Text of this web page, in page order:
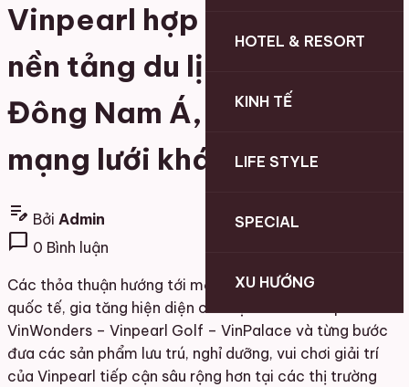
HOTEL & RESORT
KINH TẾ
LIFE STYLE
SPECIAL
XU HƯỚNG
Vinpearl hợp tác với các
nền tảng du lịch hàng đầu
Đông Nam Á, mở rộng
mạng lưới khách quốc tế.
edit_note Bởi Admin
chat_bubble 0 Bình luận
Các thỏa thuận hướng tới mở rộng kênh tiếp cận khách
quốc tế, gia tăng hiện diện cho hệ sinh thái Vinpearl –
VinWonders – Vinpearl Golf – VinPalace và từng bước
đưa các sản phẩm lưu trú, nghỉ dưỡng, vui chơi giải trí
của Vinpearl tiếp cận sâu rộng hơn tại các thị trường